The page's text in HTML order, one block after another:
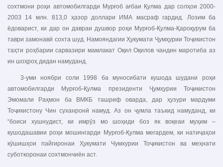
сохтмони роҳи автомобилгарди Мурғоб ағбаи Қулма дар солҳои 2000-
2003 14 млн. 813,0 ҳазор доллари ИМА масраф гардид. Лозим ба
ёдоварист, ки дар он давраи душвор роҳи Мурғоб-Қулма-Қароқурум ба
таври замонавӣ сохта шуд. Намояндагии Ҳукумати Ҷумҳурии Тоҷикистон
таҳти роҳбарии сарвазири мамлакат Оқил Оқилов чандин маротиба аз
ин шоҳроҳ дидан намуданд.
3-уми ноябри соли 1998 ба муносибати кушода шудани роҳи
автомобилгарди Мурғоб-Қулма президенти Ҷумҳурии Тоҷикистон
Эмомали Раҳмон ба ВМКБ ташриф оварда, дар ҳузури мардуми
Тоҷикистону Чин суханронӣ намуд. Аз он ҷумла таъкид намуданд, ки
“боиси хушнудист, ки имрӯз мо шоҳиди боз як воқеаи муҳим –
кушодашавии роҳи мошингарди Мурғоб-Қулма мегардем, ки натиҷаҳои
кӯшишҳои пайгиронаи Ҳукумати Чумхурии Тоҷикистон ва меҳнати
суботкоронаи сохтмончиён аст.